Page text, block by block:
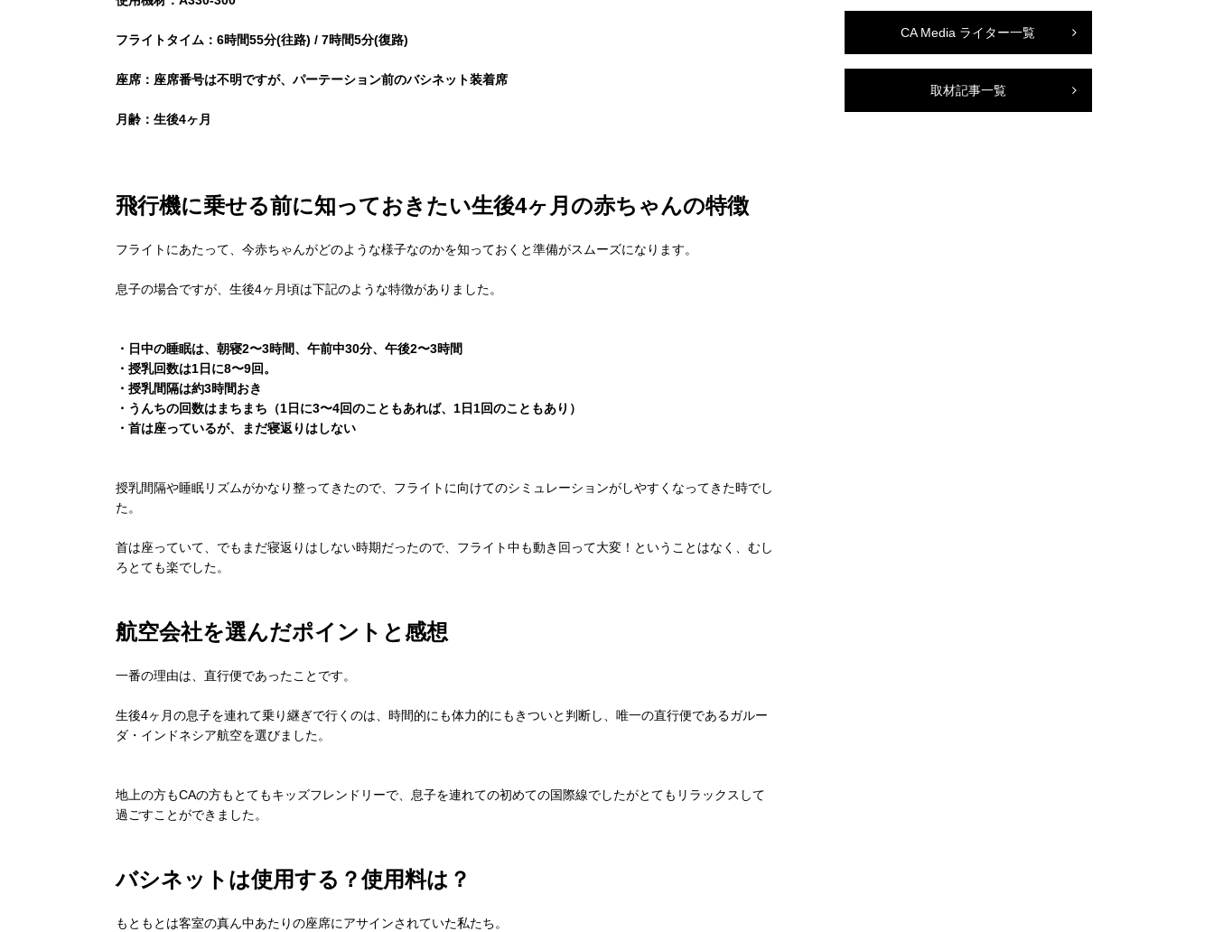
フライトタイム：6時間55分(往路) / 7時間5分(復路)
座席：座席番号は不明ですが、パーテーション前のバシネット装着席
月齢：生後4ヶ月
飛行機に乗せる前に知っておきたい生後4ヶ月の赤ちゃんの特徴
フライトにあたって、今赤ちゃんがどのような様子なのかを知っておくと準備がスムーズになります。
息子の場合ですが、生後4ヶ月頃は下記のような特徴がありました。
・日中の睡眠は、朝寝2〜3時間、午前中30分、午後2〜3時間
・授乳回数は1日に8〜9回。
・授乳間隔は約3時間おき
・うんちの回数はまちまち（1日に3〜4回のこともあれば、1日1回のこともあり）
・首は座っているが、まだ寝返りはしない
授乳間隔や睡眠リズムがかなり整ってきたので、フライトに向けてのシミュレーションがしやすくなってきた時でし
た。
首は座っていて、でもまだ寝返りはしない時期だったので、フライト中も動き回って大変！ということはなく、むし
ろとても楽でした。
航空会社を選んだポイントと感想
一番の理由は、直行便であったことです。
生後4ヶ月の息子を連れて乗り継ぎで行くのは、時間的にも体力的にもきついと判断し、唯一の直行便であるガルー
ダ・インドネシア航空を選びました。
地上の方もCAの方もとてもキッズフレンドリーで、息子を連れての初めての国際線でしたがとてもリラックスして
過ごすことができました。
バシネットは使用する？使用料は？
もともとは客室の真ん中あたりの座席にアサインされていた私たち。
CA Media ライター一覧
取材記事一覧